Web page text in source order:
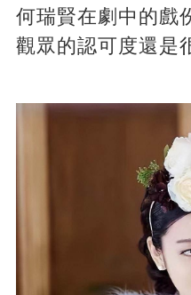
何瑞賢在劇中的戲
觀眾的認可度還是